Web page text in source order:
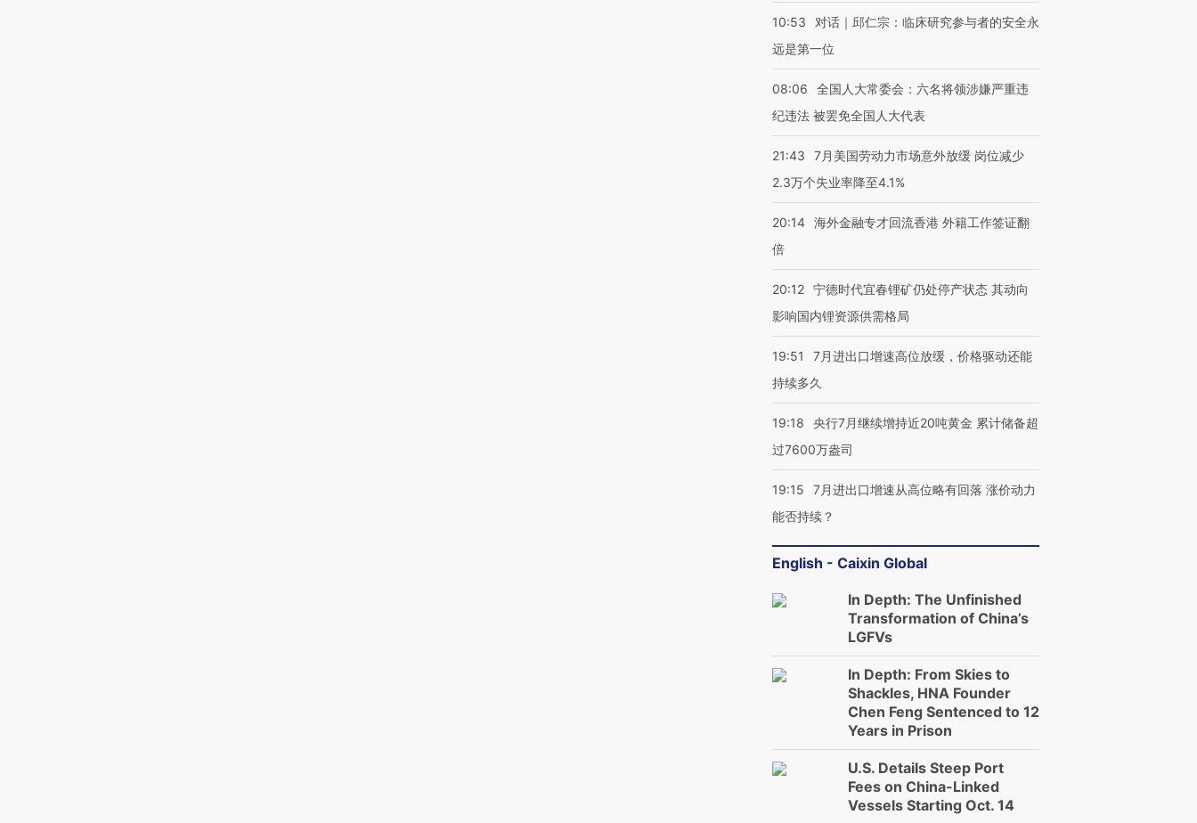
10:53
对话｜邱仁宗：临床研究参与者的安全永
远是第一位
08:06
全国人大常委会：六名将领涉嫌严重违
纪违法 被罢免全国人大代表
21:43
7月美国劳动力市场意外放缓 岗位减少
2.3万个失业率降至4.1%
20:14 海外金融专才回流香港 外籍工作签证翻
倍
20:12 宁德时代宜春锂矿仍处停产状态 其动向
影响国内锂资源供需格局
19:51
7月进出口增速高位放缓，价格驱动还能
持续多久
19:18
央行7月继续增持近20吨黄金 累计储备超
过7600万盎司
19:15
7月进出口增速从高位略有回落 涨价动力
能否持续？
English - Caixin Global
In Depth: The Unfinished
Transformation of China’s
LGFVs
In Depth: From Skies to
Shackles, HNA Founder
Chen Feng Sentenced to 12
Years in Prison
U.S. Details Steep Port
Fees on China-Linked
Vessels Starting Oct. 14